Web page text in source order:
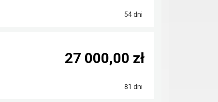
54 dni
81 dni
27 000,00 zł